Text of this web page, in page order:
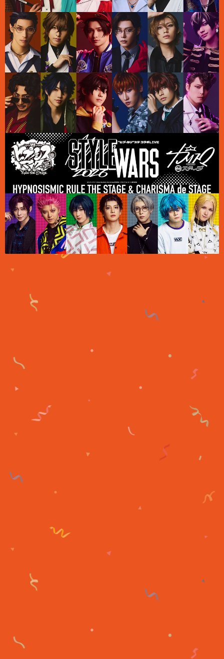
“ヒプ・カリ”ステコラボLIVE「STYLE WARS 2026」開催決
定！
『カリスマ de ステージ』〜おいでよ！カリスマハウス〜舞
台写真 販売開始！
『カリスマ de ステージ』〜おいでよ！カリスマハウス〜舞